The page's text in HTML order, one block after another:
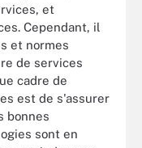
et
Cependant, il
et normes
de services
cadre de
est de s'assurer
bonnes
sont en